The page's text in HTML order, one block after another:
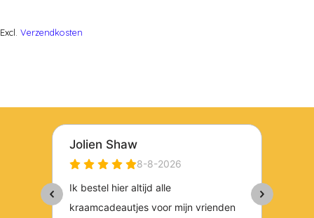
Excl. Verzendkosten